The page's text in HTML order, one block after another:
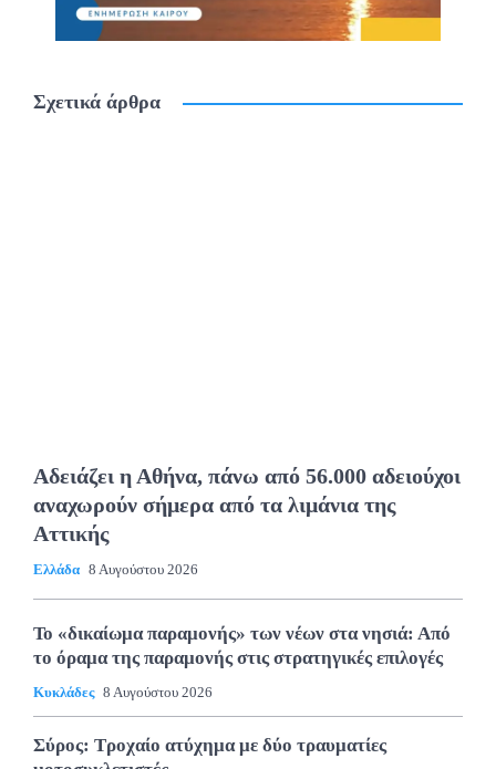
Σχετικά άρθρα
Αδειάζει η Αθήνα, πάνω από 56.000 αδειούχοι
αναχωρούν σήμερα από τα λιμάνια της
Αττικής
Ελλάδα 8 Αυγούστου 2026
Το «δικαίωμα παραμονής» των νέων στα νησιά: Από
το όραμα της παραμονής στις στρατηγικές επιλογές
Κυκλάδες 8 Αυγούστου 2026
Σύρος: Τροχαίο ατύχημα με δύο τραυματίες